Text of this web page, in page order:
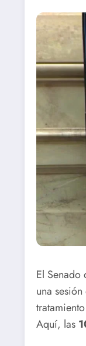
El
una
Aquí, las